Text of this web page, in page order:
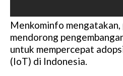
Menkominfo
mendorong
untuk mempercepat
(IoT) di Indonesia.